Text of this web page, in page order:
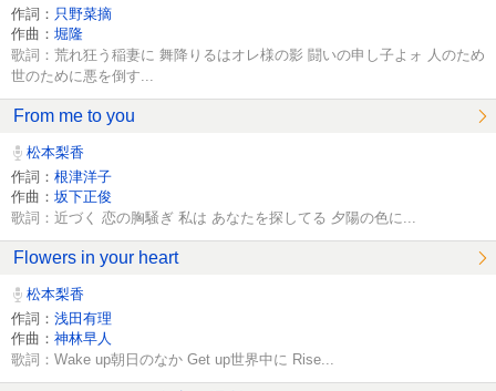
作詞： 只野菜摘
作曲： 堀隆
歌詞：荒れ狂う稲妻に 舞降りるはオレ様の影 闘いの申し子よォ 人のため
世のために悪を倒す...
From me to you
松本梨香
作詞： 根津洋子
作曲： 坂下正俊
歌詞：近づく 恋の胸騒ぎ 私は あなたを探してる 夕陽の色に...
Flowers in your heart
松本梨香
作詞： 浅田有理
作曲： 神林早人
歌詞：Wake up朝日のなか Get up世界中に Rise...